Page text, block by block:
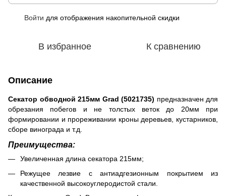
Войти для отображения накопительной скидки
В избранное К сравнению
Описание
Секатор обводной 215мм Grad (5021735) предназначен для
обрезания побегов и не толстых веток до 20мм при
формировании и прореживании кроны деревьев, кустарников,
сборе винограда и т.д.
Преимущества:
Увеличенная длина секатора 215мм;
Режущее лезвие с антиадгезионным покрытием из
качественной высокоуглеродистой стали.